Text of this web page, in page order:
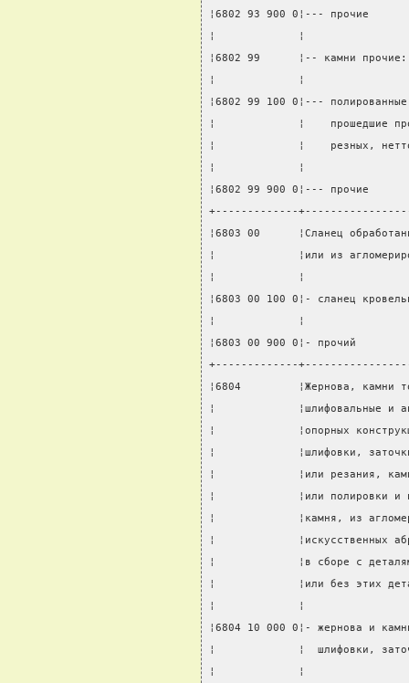
¦6802 93 900 0¦---
¦             ¦
¦6802 99      ¦-- камни
¦             ¦
¦6802 99 100 0¦---
¦             ¦    прошедшие
¦             ¦    резных,
¦             ¦
¦6802 99 900 0¦---
+-------------
¦6803 00      ¦Сланец
¦             ¦или из
¦             ¦
¦6803 00 100 0¦- сланец
¦             ¦
¦6803 00 900 0¦-
+-------------
¦6804         ¦Жернова,
¦             ¦шлифовальные и
¦             ¦опорных
¦             ¦шлифовки,
¦             ¦или резания,
¦             ¦или полировки и
¦             ¦камня, из
¦             ¦искусственных
¦             ¦в сборе с
¦             ¦или без этих
¦             ¦
¦6804 10 000 0¦- жернова и
¦             ¦  шлифовки,
¦             ¦